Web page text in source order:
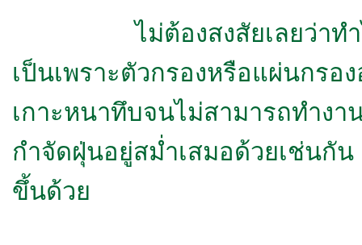
ไม่ต้องสงสัยเลยว่าทำไมใ
เป็นเพราะตัวกรองหรือแผ่นกร
เกาะหนาทึบจนไม่สามารถทำง
กำจัดฝุ่นอยู่สม่ำเสมอด้วยเช่นกั
ขึ้นด้วย